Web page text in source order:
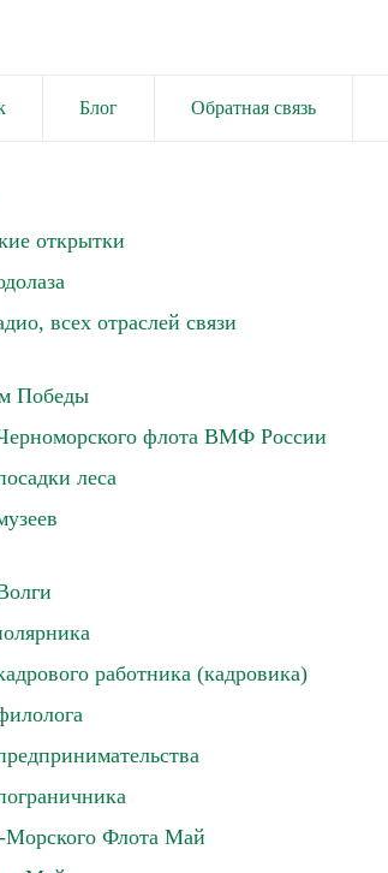
Блог Обратная связь
открытки
всех отраслей связи
Победы
флота ВМФ России
леса
работника (кадровика)
Флота Май